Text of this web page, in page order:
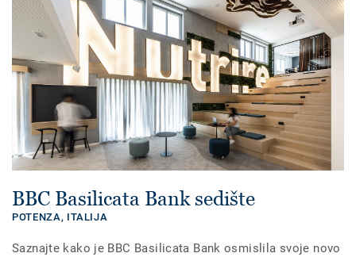
BBC Basilicata Bank sedište
POTENZA, ITALIJA
Saznajte kako je BBC Basilicata Bank osmislila svoje novo